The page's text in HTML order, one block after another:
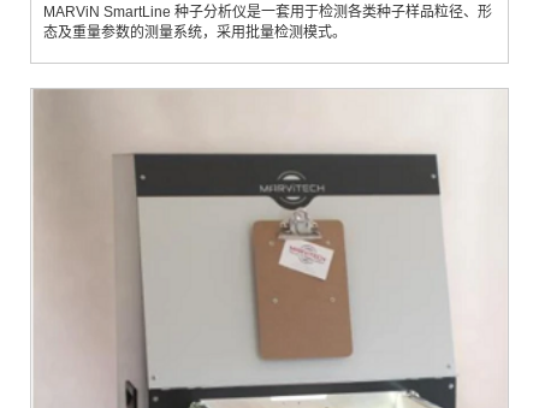
MARViN SmartLine 种子分析仪是一套用于检测各类种子样品粒径、形
态及重量参数的测量系统，采用批量检测模式。